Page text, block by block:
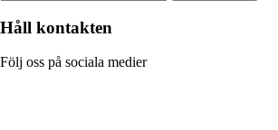
Håll kontakten
Följ oss på sociala medier